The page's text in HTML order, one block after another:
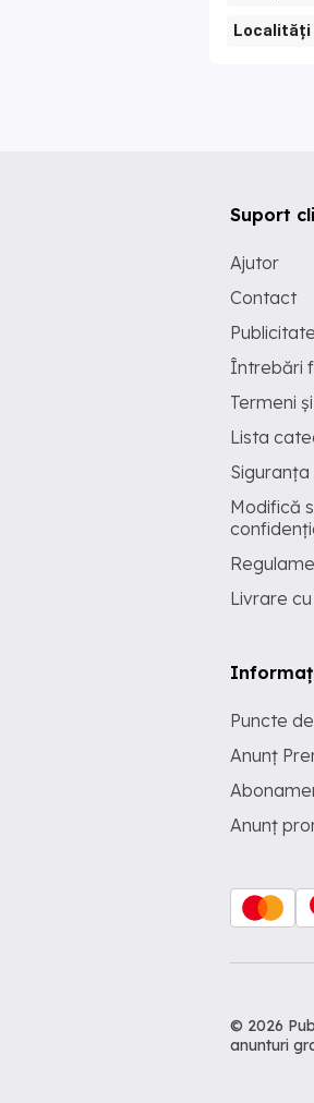
Localități
Suport
Ajutor
Contact
Publicitate
Întrebări
Termeni
Lista
Modifică
Livrare
Puncte
Anunț
Anunț
© 2026
anunturi